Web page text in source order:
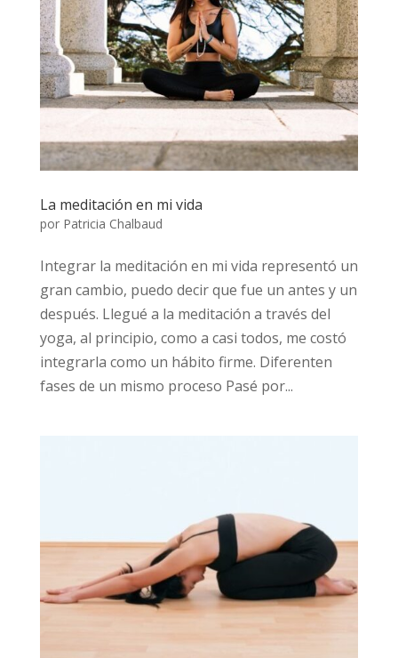
La meditación en mi vida
por Patricia Chalbaud
Integrar la meditación en mi vida representó un
gran cambio, puedo decir que fue un antes y un
después. Llegué a la meditación a través del
yoga, al principio, como a casi todos, me costó
integrarla como un hábito firme. Diferenten
fases de un mismo proceso Pasé por...